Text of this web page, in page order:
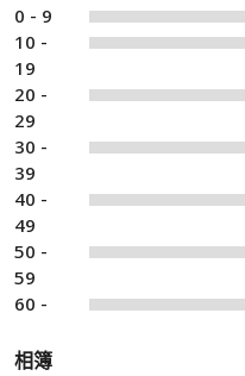
0 - 9
10 -
19
20 -
29
30 -
39
40 -
49
50 -
59
60 -
相簿